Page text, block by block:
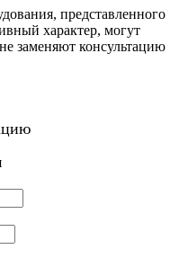
представленного
характер, могут
заменяют консультацию